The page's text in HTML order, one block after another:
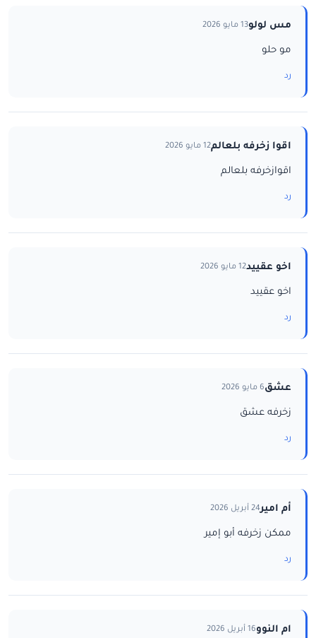
مس لولو13 مايو 2026
مو حلو
رد
اقوا زخرفه بلعالم12 مايو 2026
اقوازخرفه بلعالم
رد
اخو عقييد12 مايو 2026
اخو عقييد
رد
عشق6 مايو 2026
زخرفه عشق
رد
أم امير24 أبريل 2026
ممكن زخرفه أبو إمير
رد
ام النوو16 أبريل 2026